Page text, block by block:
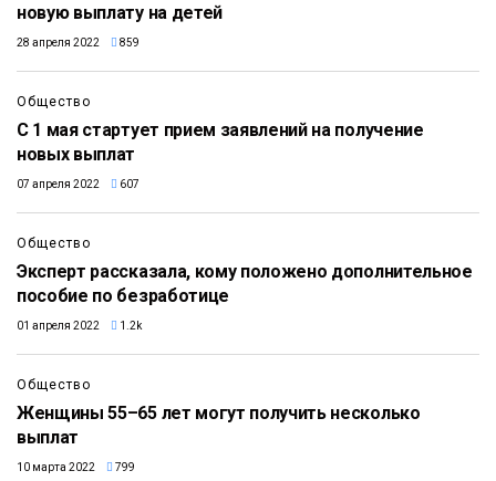
новую выплату на детей
28 апреля 2022 859
Общество
С 1 мая стартует прием заявлений на получение
новых выплат
07 апреля 2022 607
Общество
​Эксперт рассказала, кому положено дополнительное
пособие по безработице
01 апреля 2022 1.2k
Общество
Женщины 55–65 лет могут получить несколько
выплат
10 марта 2022 799